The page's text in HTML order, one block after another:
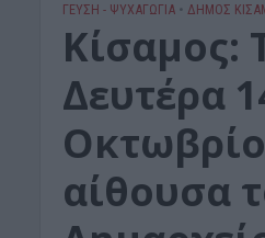
ΓΕΎΣΗ - ΨΥΧΑΓΩΓΊΑ • ΔΉΜΟΣ
Κίσαμος:
Δευτέρα
αίθουσα